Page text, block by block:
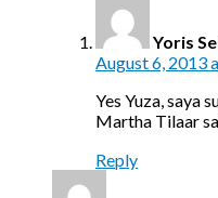
Yoris
August 6, 2013
Yes Yuza, saya
Martha Tilaar
Reply